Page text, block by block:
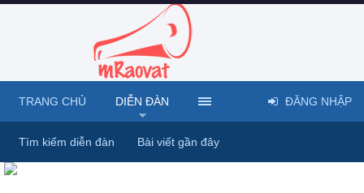
TRANG CHỦ DIỄN ĐÀN
Tìm kiếm diễn đàn Bài viết gần đây
ĐĂNG NHẬP